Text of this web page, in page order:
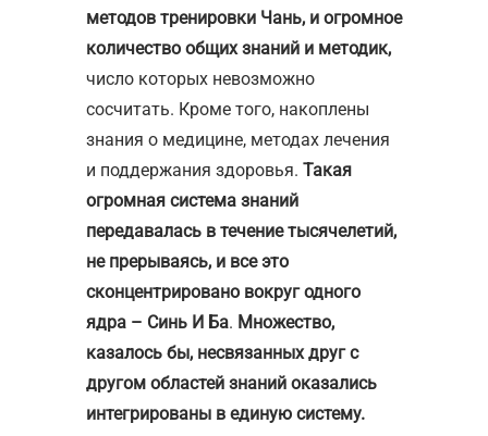
методов тренировки Чань, и огромное
количество общих знаний и методик,
число которых невозможно
сосчитать. Кроме того, накоплены
знания о медицине, методах лечения
и поддержания здоровья. Такая
огромная система знаний
передавалась в течение тысячелетий,
не прерываясь, и все это
сконцентрировано вокруг одного
ядра – Синь И Ба. Множество,
казалось бы, несвязанных друг с
другом областей знаний оказались
интегрированы в единую систему.